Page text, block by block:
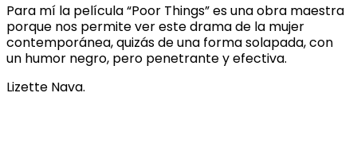
Para mí la película “Poor Things” es una obra maestra
porque nos permite ver este drama de la mujer
contemporánea, quizás de una forma solapada, con
un humor negro, pero penetrante y efectiva.
Lizette Nava.